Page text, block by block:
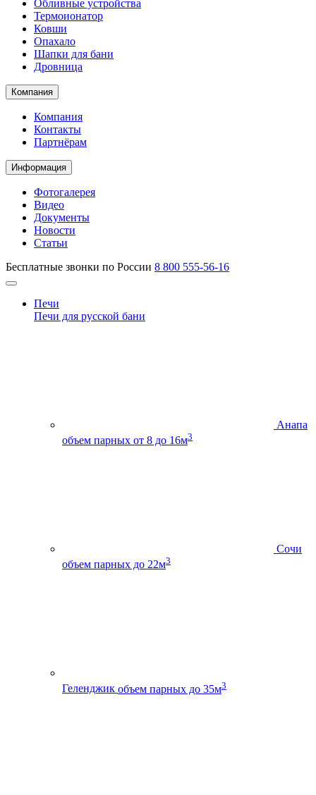
Обливные устройства
Термоионатор
Ковши
Опахало
Шапки для бани
Дровница
Компания
Компания
Контакты
Партнёрам
Информация
Фотогалерея
Видео
Документы
Новости
Статьи
Бесплатные звонки по России 8 800 555-56-16
Печи
Печи для русской бани
Анапа
объем парных от 8 до 16м3
Сочи
объем парных до 22м3
Геленджик объем парных до 35м3